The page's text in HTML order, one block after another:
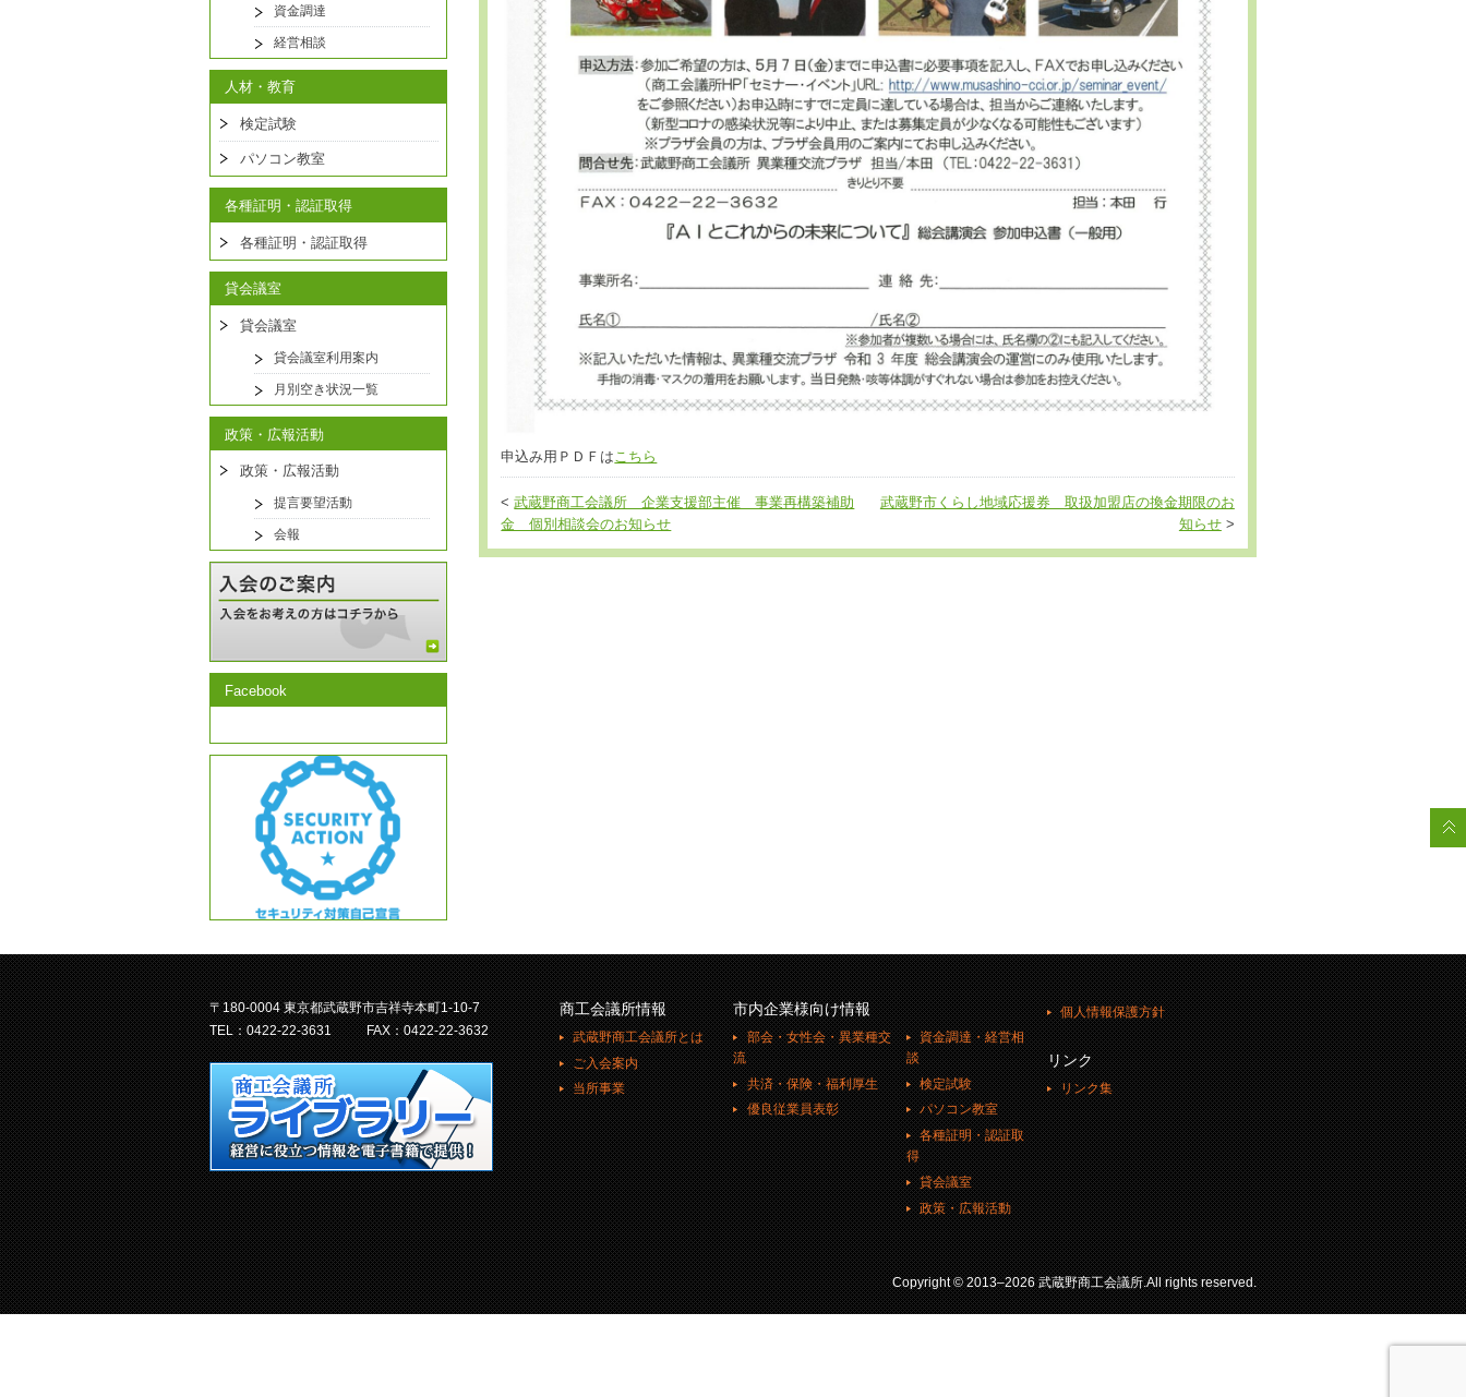
申込み用ＰＤＦはこちら
<武蔵野商工会議所 企業支援部主催 事業再構築補助
金 個別相談会のお知らせ
武蔵野市くらし地域応援券 取扱加盟店の換金期限のお
知らせ>
資金調達
経営相談
人材・教育
検定試験
パソコン教室
各種証明・認証取得
各種証明・認証取得
貸会議室
貸会議室
貸会議室利用案内
月別空き状況一覧
政策・広報活動
政策・広報活動
提言要望活動
会報
Facebook
〒180-0004 東京都武蔵野市吉祥寺本町1-10-7
TEL：0422-22-3631
FAX：0422-22-3632
商工会議所情報
武蔵野商工会議所とは
ご入会案内
当所事業
市内企業様向け情報
部会・女性会・異業種交
流
共済・保険・福利厚生
優良従業員表彰
資金調達・経営相
談
検定試験
パソコン教室
各種証明・認証取
得
貸会議室
政策・広報活動
個人情報保護方針
リンク
リンク集
Copyright © 2013–2026 武蔵野商工会議所.All rights reserved.